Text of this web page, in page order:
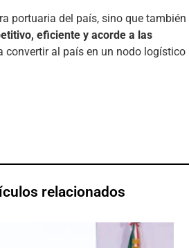
portuaria del país, sino que también
eficiente y acorde a las
convertir al país en un nodo logístico
relacionados